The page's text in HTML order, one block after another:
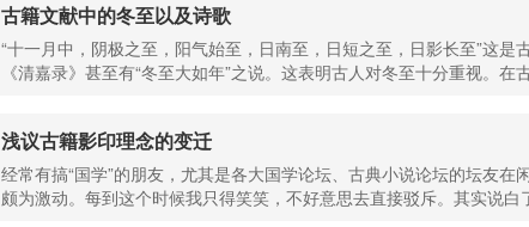
古籍文献中的冬至以及诗歌
“十一月中，阴极之至，阳气始至，日南至，日短之至，日影长至”这
《清嘉录》甚至有“冬至大如年”之说。这表明古人对冬至十分重视。在
浅议古籍影印理念的变迁
经常有搞“国学”的朋友，尤其是各大国学论坛、古典小说论坛的坛友
颇为激动。每到这个时候我只得笑笑，不好意思去直接驳斥。其实说白